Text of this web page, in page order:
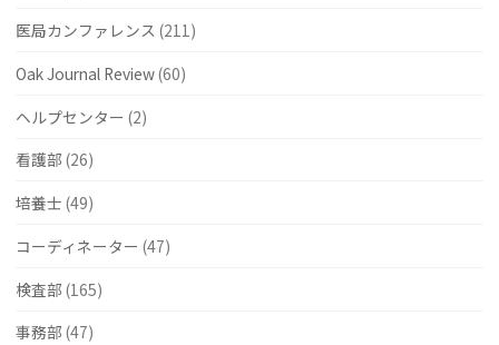
医局カンファレンス (211)
Oak Journal Review(60)
ヘルプセンター (2)
看護部 (26)
培養士 (49)
コーディネーター (47)
検査部 (165)
事務部 (47)